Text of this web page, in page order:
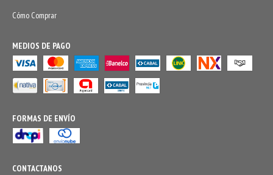
Cómo Comprar
MEDIOS DE PAGO
FORMAS DE ENVÍO
CONTACTANOS